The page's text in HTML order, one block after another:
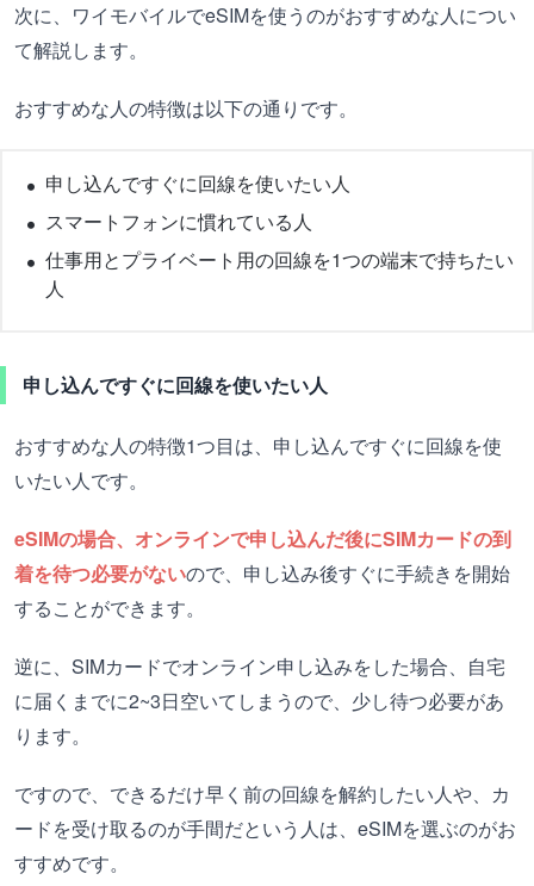
次に、ワイモバイルでeSIMを使うのがおすすめな人につい
て解説します。
おすすめな人の特徴は以下の通りです。
申し込んですぐに回線を使いたい人
スマートフォンに慣れている人
仕事用とプライベート用の回線を1つの端末で持ちたい
人
申し込んですぐに回線を使いたい人
おすすめな人の特徴1つ目は、申し込んですぐに回線を使
いたい人です。
eSIMの場合、オンラインで申し込んだ後にSIMカードの到
着を待つ必要がないので、申し込み後すぐに手続きを開始
することができます。
逆に、SIMカードでオンライン申し込みをした場合、自宅
に届くまでに2~3日空いてしまうので、少し待つ必要があ
ります。
ですので、できるだけ早く前の回線を解約したい人や、カ
ードを受け取るのが手間だという人は、eSIMを選ぶのがお
すすめです。